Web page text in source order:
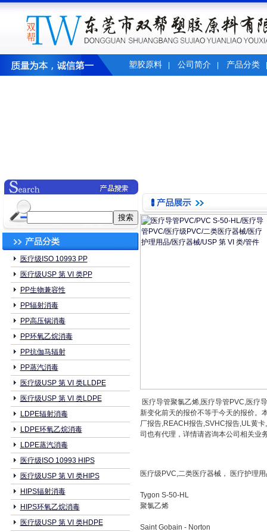
塑胶原料 公司简介 产品分类
医疗级ISO 10993 PP
医疗级USP 第 VI 类PP
PP生物兼容性
PP辐射消毒
PP高压锅消毒
PP环氧乙烷消毒
PP抗伽马辐射
PP蒸汽消毒
医疗级USP 第 VI 类LLDPE
医疗级USP 第 VI 类LDPE
LDPE辐射消毒
LDPE环氧乙烷消毒
LDPE蒸汽消毒
医疗级ISO 10993 HIPS
医疗级USP 第 VI 类HIPS
HIPS辐射消毒
HIPS环氧乙烷消毒
医疗级USP 第 VI 类HDPE
医疗导管聚氯乙烯,医疗导管PVC,医疗
新变化前天的报价不等于今天的报价。
厂报告,REACH报告,SVHC报告,UL黄
司也有代理，详情请咨询本公司相关
医疗级PVC,二类医疗器械， 医疗护理
Tygon S-50-HL
聚氯乙烯
Saint Gobain - Norton